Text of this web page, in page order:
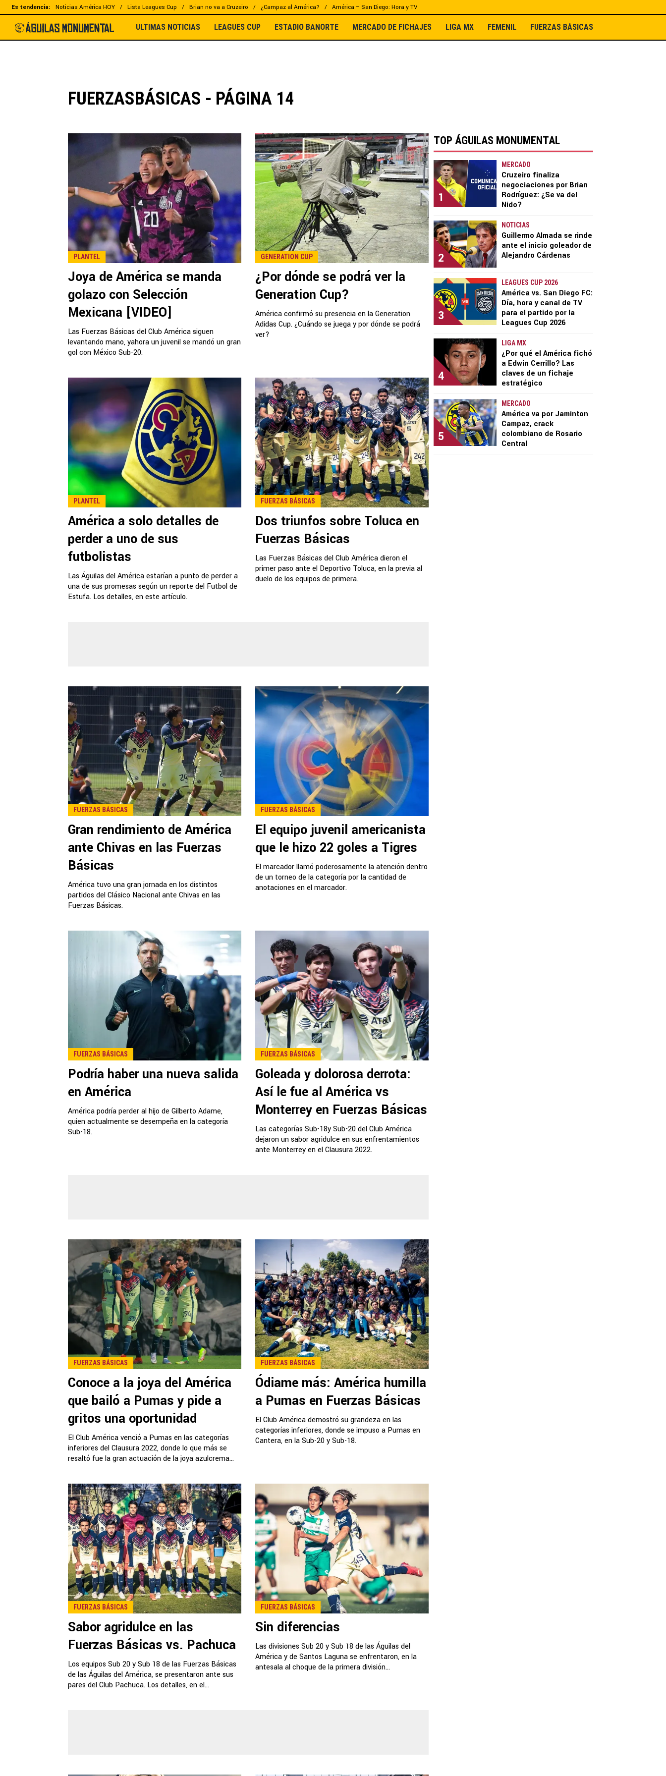
Es tendencia: Noticias América HOY Lista Leagues Cup Brian no va a Cruzeiro ¿Campaz al América? América – San Diego: Hora y TV
ULTIMAS NOTICIAS LEAGUES CUP ESTADIO BANORTE MERCADO DE FICHAJES LIGA MX FEMENIL FUERZAS BÁSICAS
FUERZASBÁSICAS - PÁGINA 14
PLANTEL
Joya de América se manda
golazo con Selección
Mexicana [VIDEO]
Las Fuerzas Básicas del Club América siguen
levantando mano, yahora un juvenil se mandó un gran
gol con México Sub-20.
GENERATION CUP
¿Por dónde se podrá ver la
Generation Cup?
América confirmó su presencia en la Generation
Adidas Cup. ¿Cuándo se juega y por dónde se podrá
ver?
PLANTEL
América a solo detalles de
perder a uno de sus
futbolistas
Las Águilas del América estarían a punto de perder a
una de sus promesas según un reporte del Futbol de
Estufa. Los detalles, en este artículo.
FUERZAS BÁSICAS
Dos triunfos sobre Toluca en
Fuerzas Básicas
Las Fuerzas Básicas del Club América dieron el
primer paso ante el Deportivo Toluca, en la previa al
duelo de los equipos de primera.
FUERZAS BÁSICAS
Gran rendimiento de América
ante Chivas en las Fuerzas
Básicas
América tuvo una gran jornada en los distintos
partidos del Clásico Nacional ante Chivas en las
Fuerzas Básicas.
FUERZAS BÁSICAS
El equipo juvenil americanista
que le hizo 22 goles a Tigres
El marcador llamó poderosamente la atención dentro
de un torneo de la categoría por la cantidad de
anotaciones en el marcador.
FUERZAS BÁSICAS
Podría haber una nueva salida
en América
América podría perder al hijo de Gilberto Adame,
quien actualmente se desempeña en la categoría
Sub-18.
FUERZAS BÁSICAS
Goleada y dolorosa derrota:
Así le fue al América vs
Monterrey en Fuerzas Básicas
Las categorías Sub-18y Sub-20 del Club América
dejaron un sabor agridulce en sus enfrentamientos
ante Monterrey en el Clausura 2022.
FUERZAS BÁSICAS
Conoce a la joya del América
que bailó a Pumas y pide a
gritos una oportunidad
El Club América venció a Pumas en las categorías
inferiores del Clausura 2022, donde lo que más se
resaltó fue la gran actuación de la joya azulcrema...
FUERZAS BÁSICAS
Ódiame más: América humilla
a Pumas en Fuerzas Básicas
El Club América demostró su grandeza en las
categorías inferiores, donde se impuso a Pumas en
Cantera, en la Sub-20 y Sub-18.
FUERZAS BÁSICAS
Sabor agridulce en las
Fuerzas Básicas vs. Pachuca
Los equipos Sub 20 y Sub 18 de las Fuerzas Básicas
de las Águilas del América, se presentaron ante sus
pares del Club Pachuca. Los detalles, en el...
FUERZAS BÁSICAS
Sin diferencias
Las divisiones Sub 20 y Sub 18 de las Águilas del
América y de Santos Laguna se enfrentaron, en la
antesala al choque de la primera división...
TOP ÁGUILAS MONUMENTAL
1
MERCADO
Cruzeiro finaliza
negociaciones por Brian
Rodríguez: ¿Se va del
Nido?
2
NOTICIAS
Guillermo Almada se rinde
ante el inicio goleador de
Alejandro Cárdenas
3
LEAGUES CUP 2026
América vs. San Diego FC:
Día, hora y canal de TV
para el partido por la
Leagues Cup 2026
4
LIGA MX
¿Por qué el América fichó
a Edwin Cerrillo? Las
claves de un fichaje
estratégico
5
MERCADO
América va por Jaminton
Campaz, crack
colombiano de Rosario
Central